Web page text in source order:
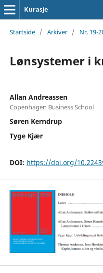
Kurasje
Startside / Arkiver / Nr. 19-
Lønsystemer i
Allan Andreassen
Copenhagen Business School
Søren Kerndrup
Tyge Kjær
DOI: https://doi.org/